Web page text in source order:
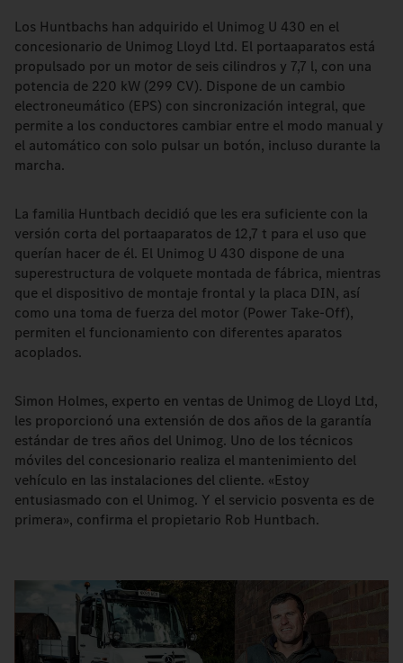
Los Huntbachs han adquirido el Unimog U 430 en el
concesionario de Unimog Lloyd Ltd. El portaaparatos está
propulsado por un motor de seis cilindros y 7,7 l, con una
potencia de 220 kW (299 CV). Dispone de un cambio
electroneumático (EPS) con sincronización integral, que
permite a los conductores cambiar entre el modo manual y
el automático con solo pulsar un botón, incluso durante la
marcha.
La familia Huntbach decidió que les era suficiente con la
versión corta del portaaparatos de 12,7 t para el uso que
querían hacer de él. El Unimog U 430 dispone de una
superestructura de volquete montada de fábrica, mientras
que el dispositivo de montaje frontal y la placa DIN, así
como una toma de fuerza del motor (Power Take-Off),
permiten el funcionamiento con diferentes aparatos
acoplados.
Simon Holmes, experto en ventas de Unimog de Lloyd Ltd,
les proporcionó una extensión de dos años de la garantía
estándar de tres años del Unimog. Uno de los técnicos
móviles del concesionario realiza el mantenimiento del
vehículo en las instalaciones del cliente. «Estoy
entusiasmado con el Unimog. Y el servicio posventa es de
primera», confirma el propietario Rob Huntbach.